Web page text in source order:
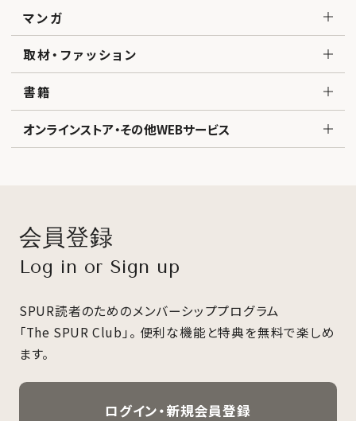
マンガ
取材・ファッション
書籍
オンラインストア・その他WEBサービス
会員登録
Log in or Sign up
SPUR読者のためのメンバーシッププログラム
「The SPUR Club」。 便利な機能と特典を無料で楽しめ
ます。
ログイン・新規会員登録